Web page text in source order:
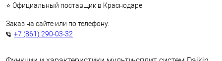
⭐ Официальный поставщик в Краснодаре
Заказ на сайте или по телефону:
+7 (861) 290-03-32